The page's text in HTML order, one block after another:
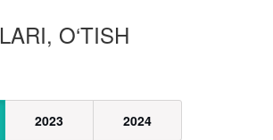
O‘TISH
2023 2024